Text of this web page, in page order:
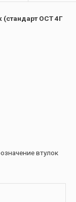
(стандарт ОСТ 4Г
втулок